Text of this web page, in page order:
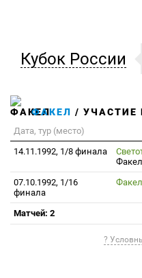
Кубок России
ФАКЕЛ / УЧАСТИЕ
Дата, тур (место)
14.11.1992, 1/8 финала
Факел
07.10.1992, 1/16
финала
Факел
Матчей: 2
?